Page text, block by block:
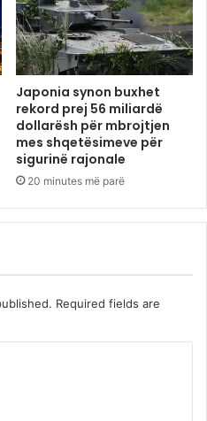
Japonia synon buxhet
rekord prej 56 miliardë
dollarësh për mbrojtjen
mes shqetësimeve për
sigurinë rajonale
20 minutes më parë
Required fields are